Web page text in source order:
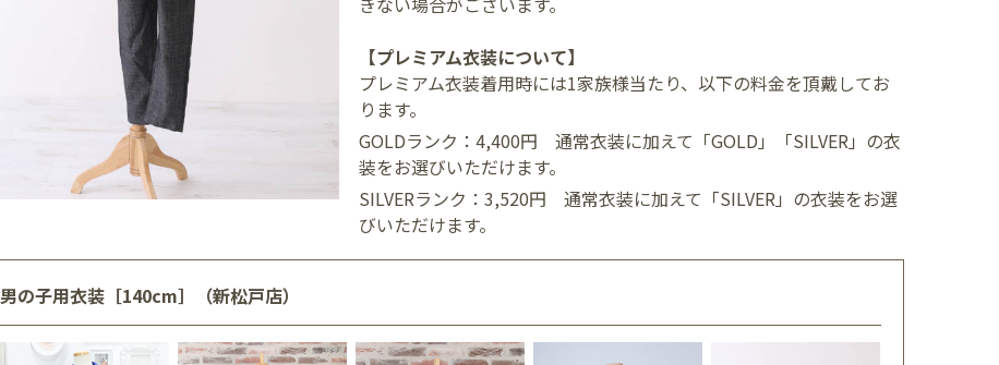
【プレミアム衣装について】
プレミアム衣装着用時には1家族様当たり、以下の料金を頂戴してお
ります。
GOLDランク：4,400円 通常衣装に加えて「GOLD」「SILVER」の衣
装をお選びいただけます。
SILVERランク：3,520円 通常衣装に加えて「SILVER」の衣装をお選
びいただけます。
男の子用衣装［140cm］（新松戸店）